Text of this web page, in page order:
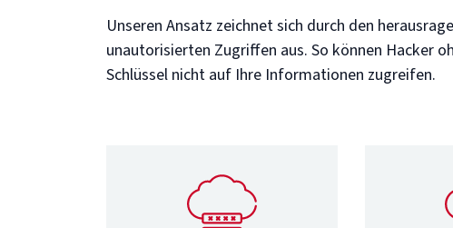
Unseren Ansatz zeichnet sich durch den
unautorisierten Zugriffen aus. So können Hacker
Schlüssel nicht auf Ihre Informationen zugreifen.